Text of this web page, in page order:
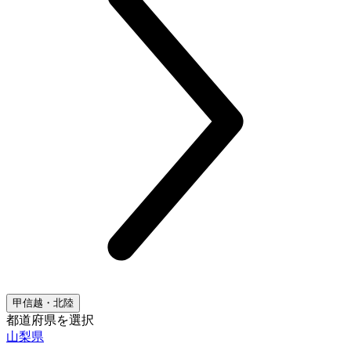
甲信越・北陸
都道府県を選択
山梨県